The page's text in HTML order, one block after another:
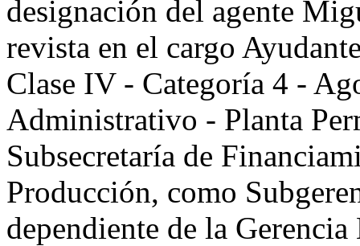
designación del agente
revista en el cargo
Clase IV - Categoría 4 -
Administrativo - Planta
Subsecretaría de
Producción, como
dependiente de la